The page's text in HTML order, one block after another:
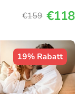
€159 €118
19% Rabatt